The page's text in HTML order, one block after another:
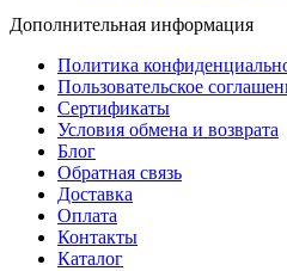
Дополнительная информация
Политика
Пользовательское
Сертификаты
Условия обмена и возврата
Блог
Обратная связь
Доставка
Оплата
Контакты
Каталог